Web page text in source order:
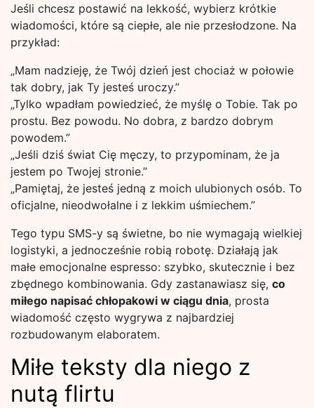
Jeśli chcesz postawić na lekkość, wybierz krótkie
wiadomości, które są ciepłe, ale nie przesłodzone. Na
przykład:
„Mam nadzieję, że Twój dzień jest chociaż w połowie
tak dobry, jak Ty jesteś uroczy.”
„Tylko wpadłam powiedzieć, że myślę o Tobie. Tak po
prostu. Bez powodu. No dobra, z bardzo dobrym
powodem.”
„Jeśli dziś świat Cię męczy, to przypominam, że ja
jestem po Twojej stronie.”
„Pamiętaj, że jesteś jedną z moich ulubionych osób. To
oficjalne, nieodwołalne i z lekkim uśmiechem.”
Tego typu SMS-y są świetne, bo nie wymagają wielkiej
logistyki, a jednocześnie robią robotę. Działają jak
małe emocjonalne espresso: szybko, skutecznie i bez
zbędnego kombinowania. Gdy zastanawiasz się, co
miłego napisać chłopakowi w ciągu dnia, prosta
wiadomość często wygrywa z najbardziej
rozbudowanym elaboratem.
Miłe teksty dla niego z
nutą flirtu